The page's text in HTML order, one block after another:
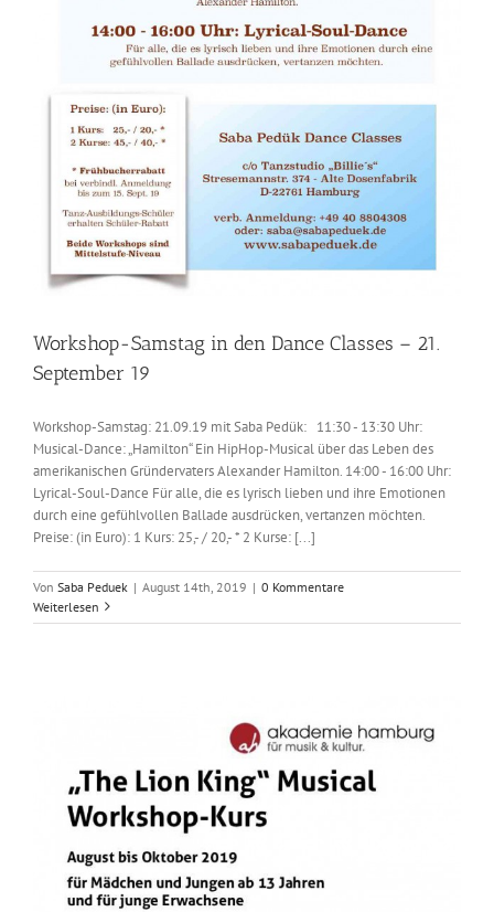
Workshop-Samstag in den Dance Classes – 21.
September 19
Workshop-Samstag: 21.09.19 mit Saba Pedük: 11:30 - 13:30 Uhr:
Musical-Dance: „Hamilton“ Ein HipHop-Musical über das Leben des
amerikanischen Gründervaters Alexander Hamilton. 14:00 - 16:00 Uhr:
Lyrical-Soul-Dance Für alle, die es lyrisch lieben und ihre Emotionen
durch eine gefühlvollen Ballade ausdrücken, vertanzen möchten.
Preise: (in Euro): 1 Kurs: 25,- / 20,- * 2 Kurse: [...]
Von Saba Peduek | August 14th, 2019 | 0 Kommentare
Weiterlesen